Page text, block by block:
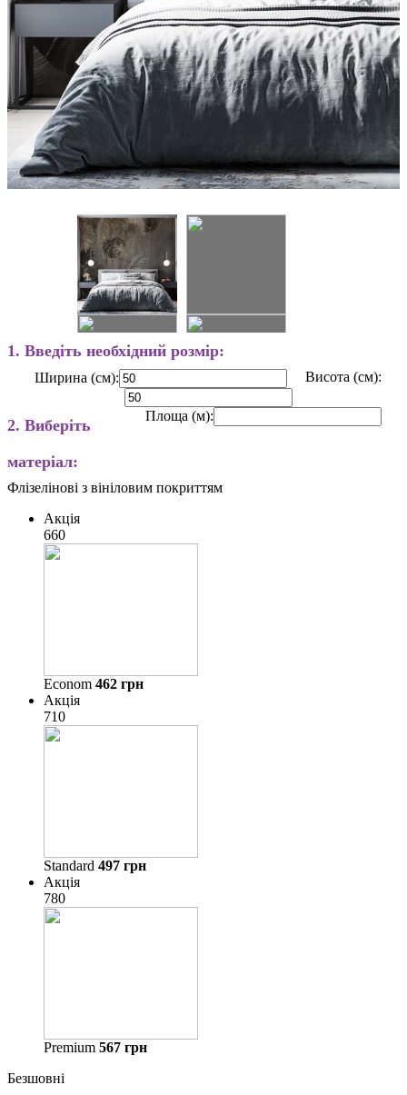
1. Введіть необхідний розмір:
Ширина (см): Висота (см):
Площа (м):
2. Виберіть
матеріал:
Флізелінові з вініловим покриттям
Акція
660
Econom 462 грн
Акція
710
Standard 497 грн
Акція
780
Premium 567 грн
Безшовні